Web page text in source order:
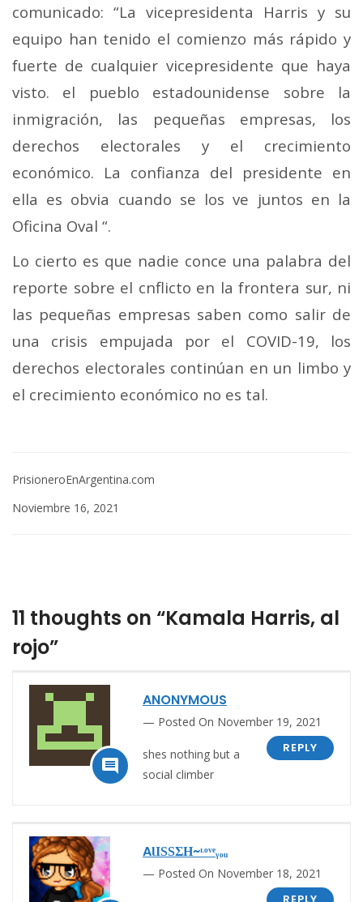
comunicado: “La vicepresidenta Harris y su
equipo han tenido el comienzo más rápido y
fuerte de cualquier vicepresidente que haya
visto. el pueblo estadounidense sobre la
inmigración, las pequeñas empresas, los
derechos electorales y el crecimiento
económico. La confianza del presidente en
ella es obvia cuando se los ve juntos en la
Oficina Oval “.
Lo cierto es que nadie conce una palabra del
reporte sobre el cnflicto en la frontera sur, ni
las pequeñas empresas saben como salir de
una crisis empujada por el COVID-19, los
derechos electorales continúan en un limbo y
el crecimiento económico no es tal.
PrisioneroEnArgentina.com
Noviembre 16, 2021
11 thoughts on “Kamala Harris, al
rojo”

ANONYMOUS
Posted On November 19, 2021
REPLY
shes nothing but a
social climber
AƖΙЅЅΣΗ~ᶫᵒᵛᵉᵧₒᵤ
Posted On November 18, 2021
REPLY